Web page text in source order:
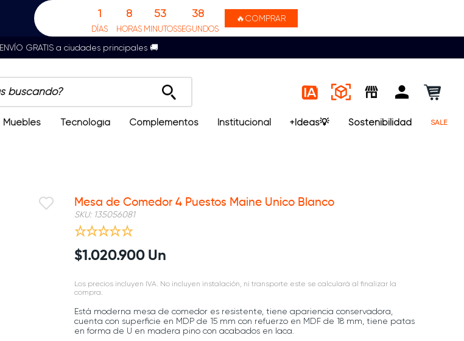
1
DÍAS
8
HORAS
53
MINUTOS
37
SEGUNDOS
🔥COMPRAR
GRATIS a ciudades principales 🚚
Muebles Tecnología Complementos Institucional +Ideas💡 Sostenibilidad SALE
Mesa de Comedor 4 Puestos Maine Unico Blanco
SKU: 135056081
$1 .020.900 Un
Los precios incluyen IVA. No incluyen instalación, ni transporte este se calculará al finalizar la
compra.
Está moderna mesa de comedor es resistente, tiene apariencia conservadora,
cuenta con superficie en MDP de 15 mm con refuerzo en MDF de 18 mm, tiene patas
en forma de U en madera pino con acabados en laca.